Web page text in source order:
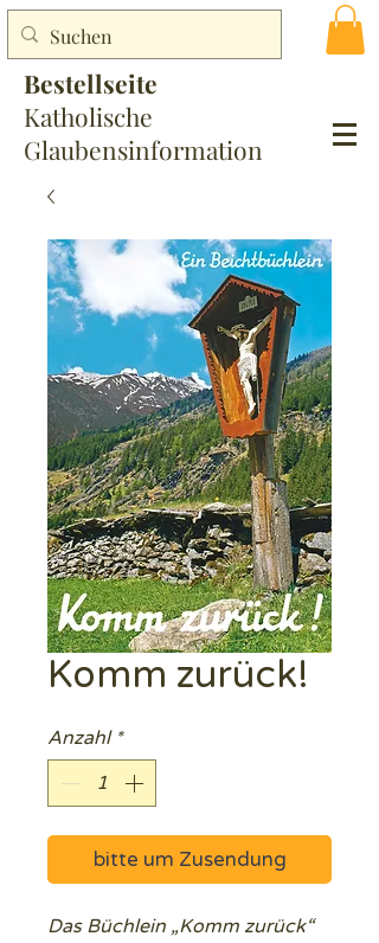
Bestellseite
Katholische
Glaubensinformation
Komm zurück!
Anzahl *
bitte um Zusendung
Das Büchlein „Komm zurück“